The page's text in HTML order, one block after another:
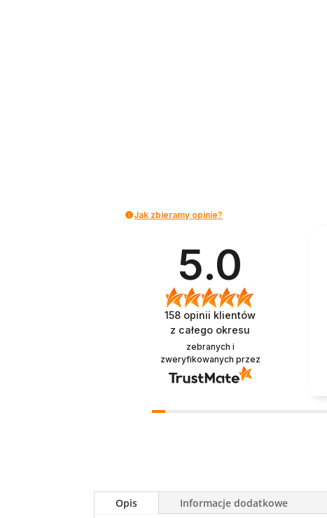
Jak zbieramy opinie?
5.0
158 opinii klientów
z całego okresu
zebranych i
zweryfikowanych przez
Opis Informacje dodatkowe